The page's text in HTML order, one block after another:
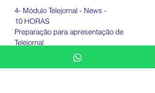
4- Módulo Telejornal - News -
10 HORAS
Preparação para apresentação de
Telejornal
Criação de pautas e conteúdos para o